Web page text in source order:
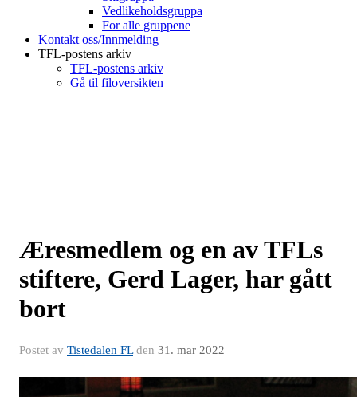
Vedlikeholdsgruppa
For alle gruppene
Kontakt oss/Innmelding
TFL-postens arkiv
TFL-postens arkiv
Gå til filoversikten
Æresmedlem og en av TFLs
stiftere, Gerd Lager, har gått
bort
Postet av Tistedalen FLden 31. mar 2022